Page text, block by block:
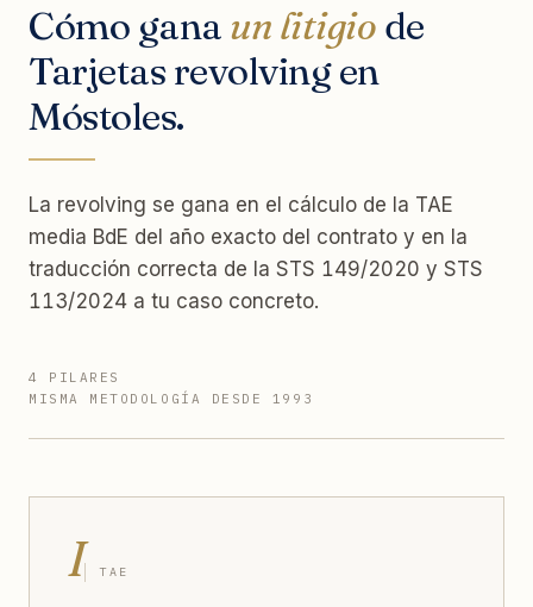
Cómo gana un litigio de
Tarjetas revolving en
Móstoles.
La revolving se gana en el cálculo de la TAE
media BdE del año exacto del contrato y en la
traducción correcta de la STS 149/2020 y STS
113/2024 a tu caso concreto.
4 PILARES
MISMA METODOLOGÍA DESDE 1993
I TAE